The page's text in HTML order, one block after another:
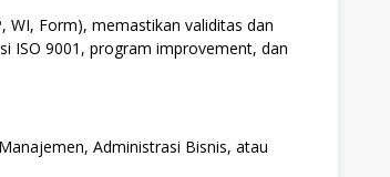
WI, Form), memastikan validitas dan
ISO 9001, program improvement, dan
Administrasi Bisnis, atau